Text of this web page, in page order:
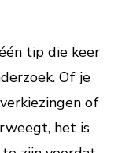
tip die keer
Of je
of
het is